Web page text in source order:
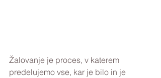
Žalovanje je proces, v katerem
predelujemo vse, kar je bilo in je